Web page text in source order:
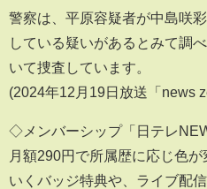
警察は、平原容疑者が中島咲
している疑いがあるとみて調
いて捜査しています。
(2024年12月19日放送「news
◇メンバーシップ「日テレ
月額290円で所属歴に応じ色
いくバッジ特典や、ライブ配